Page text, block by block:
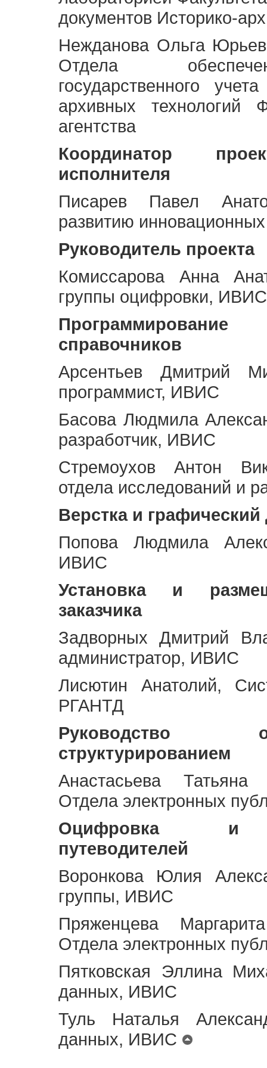
документов Историко-
Нежданова Ольга
Отдела
государственного
архивных технологий
агентства
Координатор
исполнителя
Писарев Павел
развитию
Руководитель проекта
Комиссарова Анна
группы оцифровки, ИВИС
Программирование
справочников
Арсентьев Дмитрий
программист, ИВИС
Басова Людмила
разработчик, ИВИС
Стремоухов Антон
отдела исследований и
Верстка и графический
Попова Людмила
ИВИС
Установка и
заказчика
Задворных Дмитрий
администратор, ИВИС
Лисютин Анатолий,
РГАНТД
Руководство
структурированием
Анастасьева Татьяна
Отдела электронных
Оцифровка и
путеводителей
Воронкова Юлия
группы, ИВИС
Пряженцева
Отдела электронных
Пятковская Эллина
данных, ИВИС
Туль Наталья
данных, ИВИС